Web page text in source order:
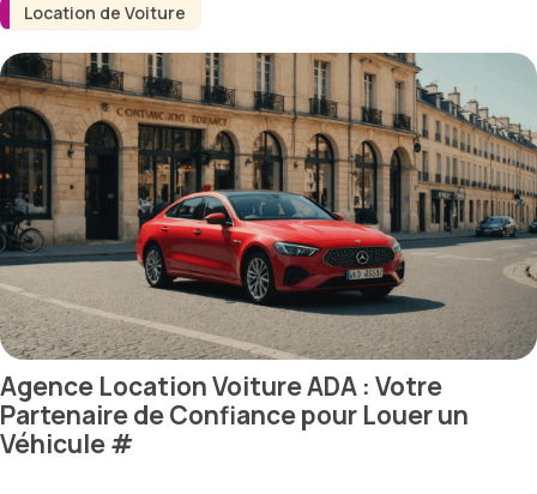
Location de Voiture
Agence Location Voiture ADA : Votre
Partenaire de Confiance pour Louer un
Véhicule#